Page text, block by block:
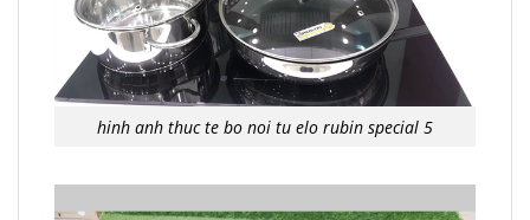
hinh anh thuc te bo noi tu elo rubin special 5